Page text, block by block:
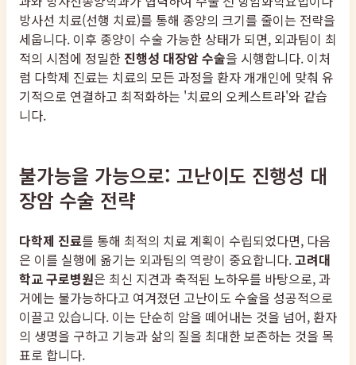
방사선 치료(선행 치료)를 통해 종양의 크기를 줄이는 전략을
세웁니다. 이후 종양이 수술 가능한 상태가 되면, 외과팀이 최
적의 시점에 정밀한 진행성 대장암 수술을 시행합니다. 이처
럼 다학제 진료는 치료의 모든 과정을 환자 개개인에 맞춰 유
기적으로 연결하고 최적화하는 '치료의 오케스트라'와 같습
니다.
불가능을 가능으로: 고난이도 진행성 대
장암 수술 전략
다학제 진료를 통해 최적의 치료 계획이 수립되었다면, 다음
은 이를 실행에 옮기는 외과팀의 역량이 중요합니다.고려대
학교 구로병원은 최신 지견과 축적된 노하우를 바탕으로, 과
거에는 불가능하다고 여겨졌던 고난이도 수술을 성공적으로
이끌고 있습니다. 이는 단순히 암을 떼어내는 것을 넘어, 환자
의 생명을 구하고 기능과 삶의 질을 최대한 보존하는 것을 목
표로 합니다.